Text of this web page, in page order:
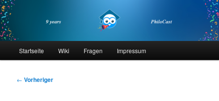
Zum
primären
Inhalt
springenphilocast
Startseite Wiki Fragen Impressum
Beitragsnavigation
← Vorheriger